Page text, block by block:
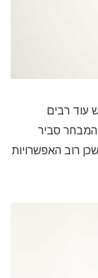
עוד רבים
המבחר סביר
3 מהמקוריים, שכן רוב האפשרויות